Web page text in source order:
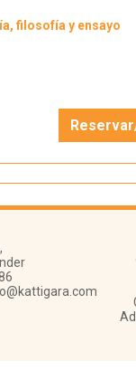
filosofía y ensayo